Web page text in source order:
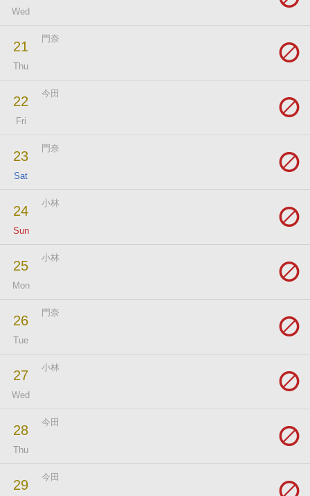
Wed
21
Thu
門奈
22
Fri
今田
23
Sat
門奈
24
Sun
小林
25
Mon
小林
26
Tue
門奈
27
Wed
小林
28
Thu
今田
29
今田